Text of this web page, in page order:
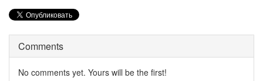
Comments
No comments yet. Yours will be the first!